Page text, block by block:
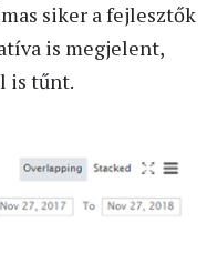
siker a fejlesztők
is megjelent,
is tűnt.